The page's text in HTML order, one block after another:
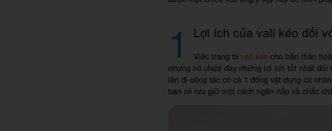
1 Lợi ích của vali kéo đối
Việc trang bị vali kéo cho bản thân
nhưng nó chứa đầy những lợi ích tốt nhất
lần đi công tác có cả 1 đống vật dụng cá
bạn sẽ lưu giữ một cách ngăn nắp và chắc